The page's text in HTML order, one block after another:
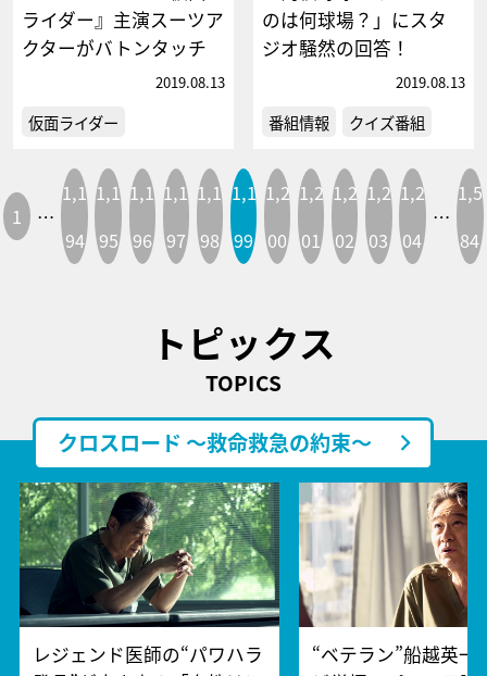
ライダー』主演スーツア
クターがバトンタッチ
2019.08.13
仮面ライダー
のは何球場？」にスタ
ジオ騒然の回答！
2019.08.13
番組情報 クイズ番組
1 …
1,1
94
1,1
95
1,1
96
1,1
97
1,1
98
1,1
99
1,2
00
1,2
01
1,2
02
1,2
03
1,2
04
…
1,5
84
トピックス
TOPICS
クロスロード ～救命救急の約束～
レジェンド医師の“パワハラ
“ベテラン”船越英一